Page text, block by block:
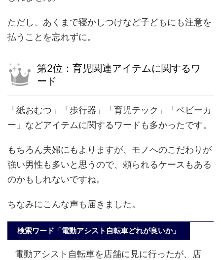
ただし、あくまで寝かしつけなど子どもにも注意を
払うことを忘れずに。
第2位：育児関連アイテムに関するワ
ード
「紙おむつ」「歩行器」「育児テック」「ベビーカ
ー」などアイテムに関するワードも多かったです。
もちろん夫婦にもよりますが、モノへのこだわりが
強い男性も多いと思うので、頼られるケースもある
のかもしれないですね。
ちなみにこんな声も届きました。
検索ワード「電動アシスト自転車どれが良いか」
電動アシスト自転車を店舗に見に行ったが、店